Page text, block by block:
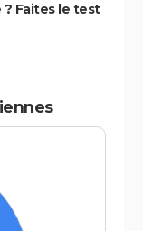
Faites le test